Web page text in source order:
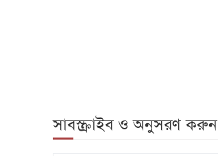
সাবস্ক্রাইব ও অনুসরণ করুন